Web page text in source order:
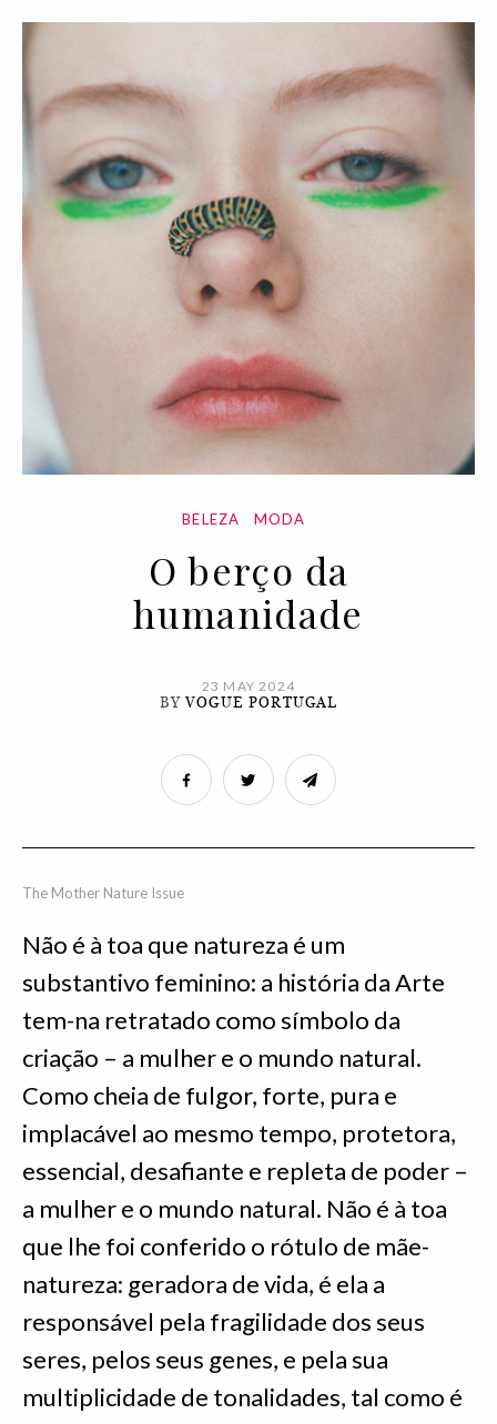
BELEZA MODA
O berço da
humanidade
23 MAY 2024
BYVOGUE PORTUGAL
The Mother Nature Issue
Não é à toa que natureza é um
substantivo feminino: a história da Arte
tem-na retratado como símbolo da
criação – a mulher e o mundo natural.
Como cheia de fulgor, forte, pura e
implacável ao mesmo tempo, protetora,
essencial, desafiante e repleta de poder –
a mulher e o mundo natural. Não é à toa
que lhe foi conferido o rótulo de mãe-
natureza: geradora de vida, é ela a
responsável pela fragilidade dos seus
seres, pelos seus genes, e pela sua
multiplicidade de tonalidades, tal como é